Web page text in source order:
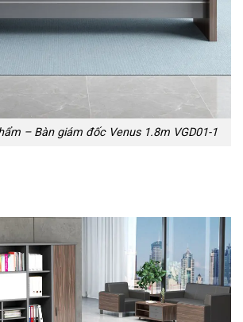
– Bàn giám đốc Venus 1.8m VGD01-1